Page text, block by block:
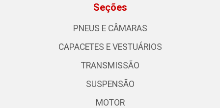
Seções
PNEUS E CÂMARAS
CAPACETES E VESTUÁRIOS
TRANSMISSÃO
SUSPENSÃO
MOTOR